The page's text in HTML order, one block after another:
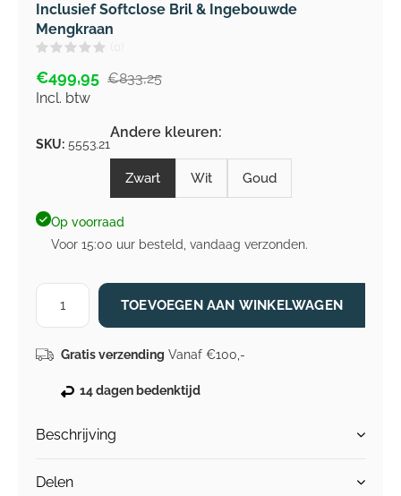
Inclusief Softclose Bril & Ingebouwde
Mengkraan
€499,95 €833,25
Incl. btw
SKU: 5553.21
Andere kleuren:
Zwart Wit Goud
Op voorraad
Voor 15:00 uur besteld, vandaag verzonden.
TOEVOEGEN AAN WINKELWAGEN
Gratis verzending Vanaf €100,-
14 dagen bedenktijd
Beschrijving
Delen